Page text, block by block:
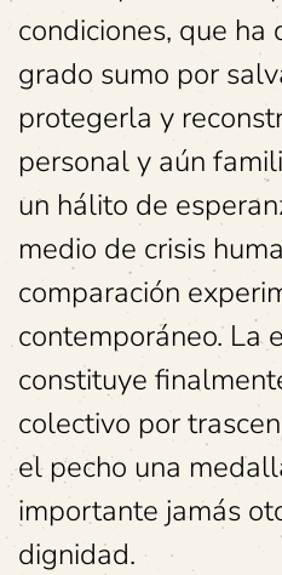
condiciones, que ha
grado sumo por
protegerla y
personal y aún
un hálito de
medio de crisis
comparación
contemporáneo. La
constituye
colectivo por
el pecho una
importante jamás
dignidad.